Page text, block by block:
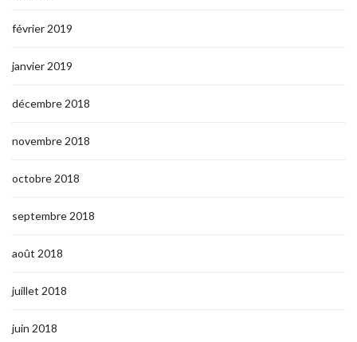
février 2019
janvier 2019
décembre 2018
novembre 2018
octobre 2018
septembre 2018
août 2018
juillet 2018
juin 2018